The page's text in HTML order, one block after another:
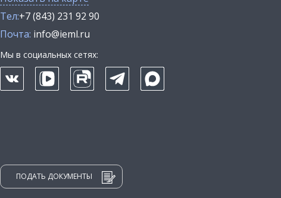
Тел:+7 (843) 231 92 90
Почта: info@ieml.ru
Мы в социальных сетях:
ПОДАТЬ ДОКУМЕНТЫ